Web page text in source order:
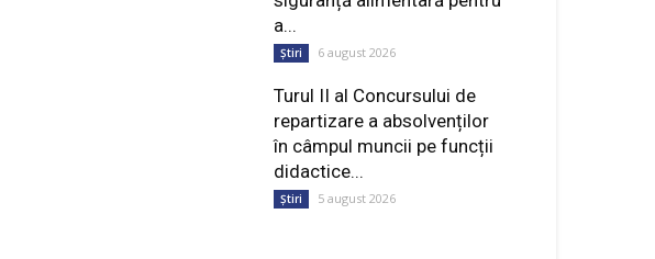
a...
Știri 6 august 2026
Turul II al Concursului de
repartizare a absolvenților
în câmpul muncii pe funcții
didactice...
Știri 5 august 2026